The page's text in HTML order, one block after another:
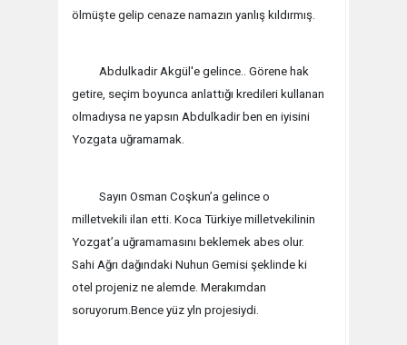
ölmüşte gelip cenaze namazın yanlış kıldırmış.
Abdulkadir Akgül'e gelince.. Görene hak
getire, seçim boyunca anlattığı kredileri kullanan
olmadıysa ne yapsın Abdulkadir ben en iyisini
Yozgata uğramamak.
Sayın Osman Coşkun’a gelince o
milletvekili ilan etti. Koca Türkiye milletvekilinin
Yozgat’a uğramamasını beklemek abes olur.
Sahi Ağrı dağındaki Nuhun Gemisi şeklinde ki
otel projeniz ne alemde. Merakımdan
soruyorum.Bence yüz yln projesiydi.